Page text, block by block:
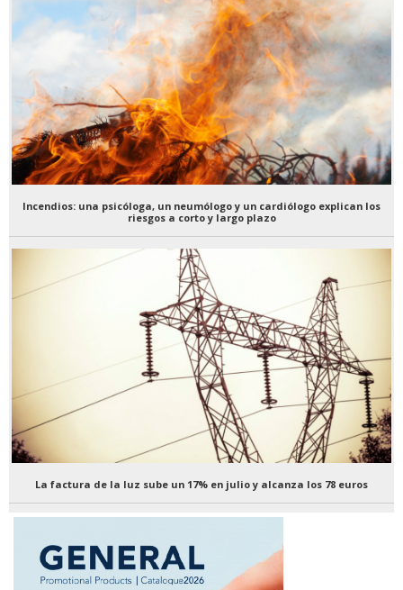
Incendios: una psicóloga, un neumólogo y un cardiólogo explican los
riesgos a corto y largo plazo
La factura de la luz sube un 17% en julio y alcanza los 78 euros